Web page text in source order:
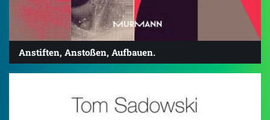
Anstiften, Anstoßen, Aufbauen.